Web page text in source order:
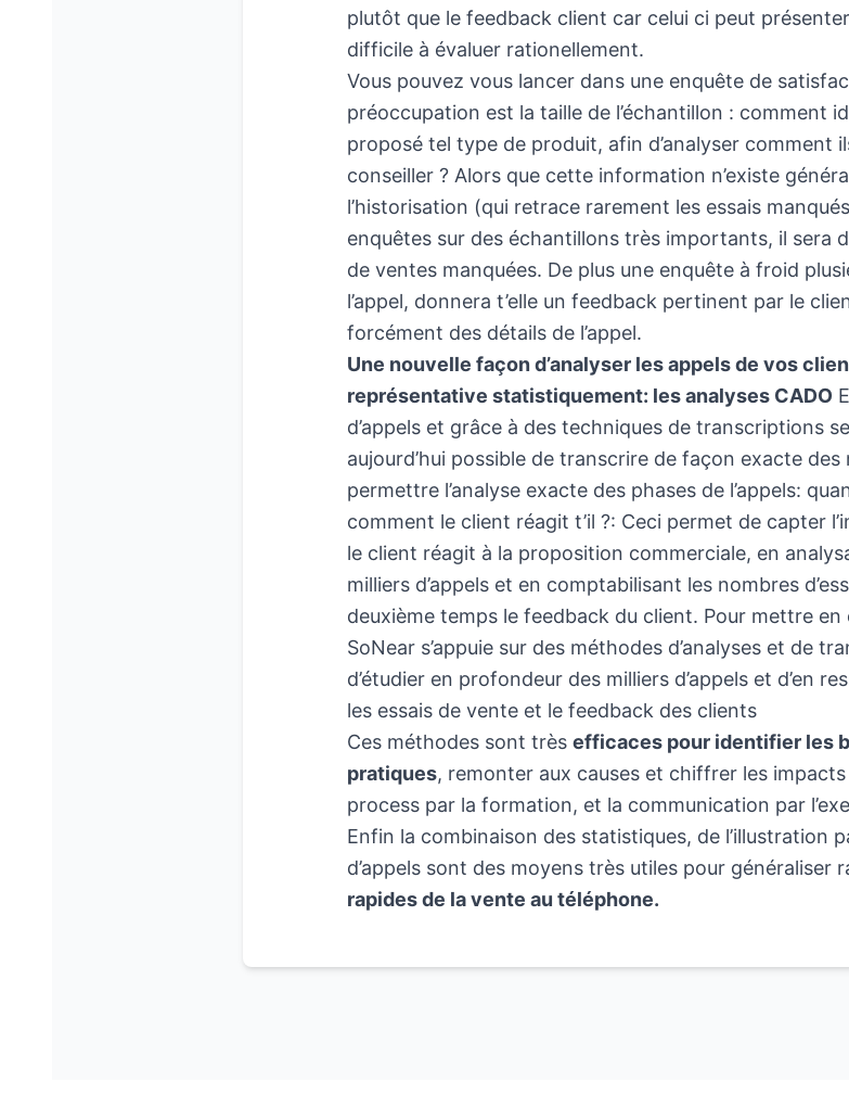
plutôt que le feedback client car celui ci peut
difficile à évaluer rationellement.
Vous pouvez vous lancer dans une enquête de
préoccupation est la taille de l’échantillon : comment
proposé tel type de produit, afin d’analyser comment
conseiller ? Alors que cette information n’existe
l’historisation (qui retrace rarement les essais
enquêtes sur des échantillons très importants, il sera
de ventes manquées. De plus une enquête à froid
l’appel, donnera t’elle un feedback pertinent par le
forcément des détails de l’appel.
Une nouvelle façon d’analyser les appels de vos
représentative statistiquement: les analyses CADO
d’appels et grâce à des techniques de transcriptions
aujourd’hui possible de transcrire de façon exacte des
permettre l’analyse exacte des phases de l’appels:
comment le client réagit t’il ?: Ceci permet de capter
le client réagit à la proposition commerciale, en
milliers d’appels et en comptabilisant les nombres
deuxième temps le feedback du client. Pour mettre en
SoNear s’appuie sur des méthodes d’analyses et de
d’étudier en profondeur des milliers d’appels et d’en
les essais de vente et le feedback des clients
Ces méthodes sont très efficaces pour identifier les
pratiques, remonter aux causes et chiffrer les impacts
process par la formation, et la communication par
Enfin la combinaison des statistiques, de l’illustration
d’appels sont des moyens très utiles pour généraliser
rapides de la vente au téléphone.